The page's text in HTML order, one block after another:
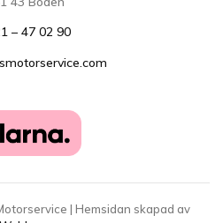
– 47 02 90
| Hemsidan skapad av